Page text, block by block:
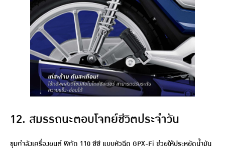
12. สมรรถนะตอบโจทย์ชีวิตประจำวัน
ขุมกำลังเครื่องยนต์ พิกัด 110 ซีซี แบบหัวฉีด GPX-Fi ช่วยให้ประหยัดน้ำมัน